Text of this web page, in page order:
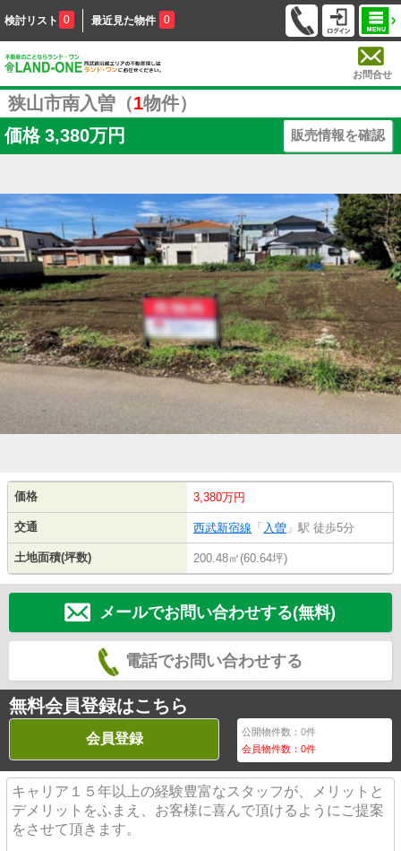
検討リスト 0 最近見た物件 0
お問合せ
狭山市南入曽（1物件）
価格 3,380万円 販売情報を確認
価格 3,380万円
交通 西武新宿線 「 入曽 」駅 徒歩5分
土地面積(坪数) 200.48㎡(60.64坪)
メールでお問い合わせする(無料)
電話でお問い合わせする
無料会員登録はこちら
会員登録 公開物件数：0件
会員物件数：0件
キャリア１５年以上の経験豊富なスタッフが、メリットと
デメリットをふまえ、お客様に喜んで頂けるようにご提案
をさせて頂きます。